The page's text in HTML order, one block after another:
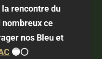
la rencontre du
nombreux ce
nos Bleu et
🔵⚪️